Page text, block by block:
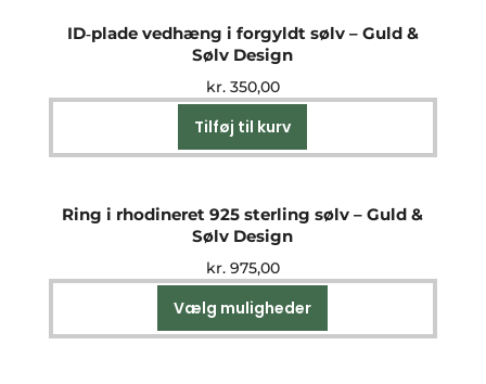
ID‑plade vedhæng i forgyldt sølv – Guld &
Sølv Design
kr.350,00
Tilføj til kurv
Ring i rhodineret 925 sterling sølv – Guld &
Sølv Design
kr.975,00
Vælg muligheder
vare